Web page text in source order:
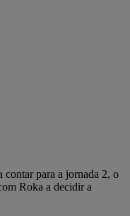
contar para a jornada 2, o
Roka a decidir a